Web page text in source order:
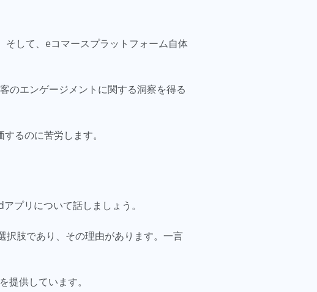
して、eコマースプラットフォーム自体
のエンゲージメントに関する洞察を得る
るのに苦労します。
プリについて話しましょう。
択肢であり、その理由があります。一言
提供しています。